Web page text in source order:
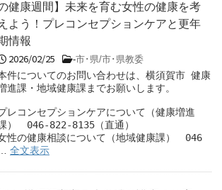
健康週間】未来を育む女性の健康を考
えよう！プレコンセプションケアと更年
情報
2026/02/25 -市･県/市･県教委
件についてのお問い合わせは、横須賀市 健康
進課・地域健康課までお願いします。
レコンセプションケアについて（健康増進
）　046-822-8135（直通）
性の健康相談について（地域健康課）　046
全文表示